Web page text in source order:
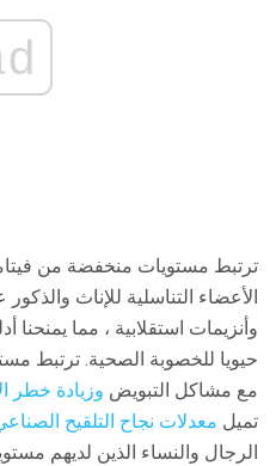
ترتبط مستويات منخفضة من
الأعضاء التناسلية للإناث
وأنزيمات استقلابية ، مما
حيويا للخصوبة الصحية. ترتبط
مع مشاكل التبويض وزيادة خطر
تميل معدلات نجاح التلقيح
الرجال والنساء الذين لديهم